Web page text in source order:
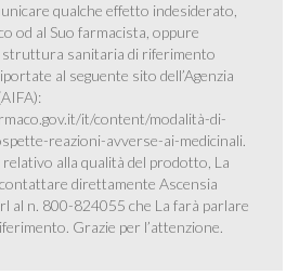
qualche effetto indesiderato,
od al Suo farmacista, oppure
struttura sanitaria di riferimento
al seguente sito dell’Agenzia
it/content/modalità-di-
reazioni-avverse-ai-medicinali.
alla qualità del prodotto, La
direttamente Ascensia
al n. 800-824055 che La farà parlare
Grazie per l’attenzione.